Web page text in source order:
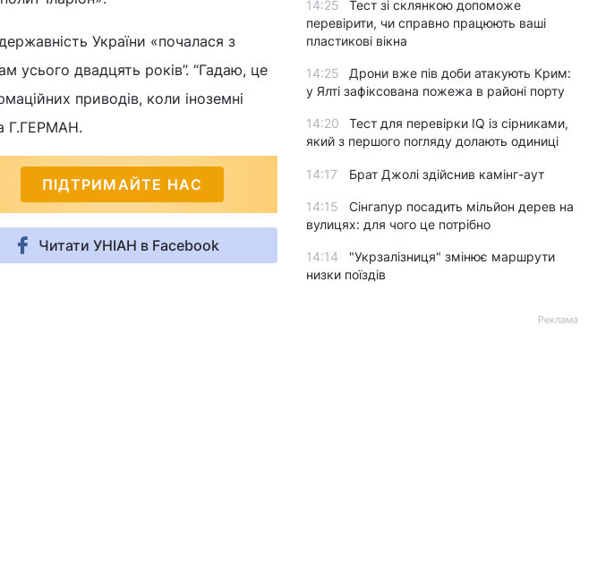
України «почалася з
усього двадцять років”. “Гадаю, це
приводів, коли іноземні
Г.ГЕРМАН.
ПІДТРИМАЙТЕ НАС
Читати УНІАН в Facebook
14:25
Тест зі склянкою допоможе
перевірити, чи справно працюють ваші
пластикові вікна
14:25
Дрони вже пів доби атакують Крим:
у Ялті зафіксована пожежа в районі порту
14:20
Тест для перевірки IQ із сірниками,
який з першого погляду долають одиниці
14:17 Брат Джолі здійснив камінг-аут
14:15
Сінгапур посадить мільйон дерев на
вулицях: для чого це потрібно
14:14
"Укрзалізниця" змінює маршрути
низки поїздів
Реклама